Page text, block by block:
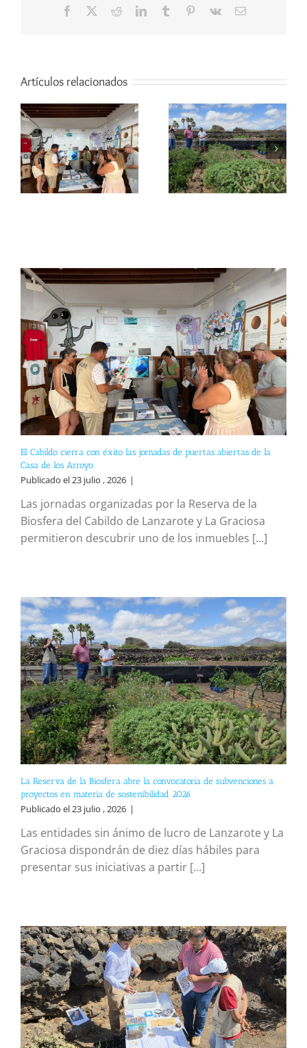
Facebook RedditLinkedInTumblr Pinterest
Vk
Correo
Artículos relacionados
El Cabildo cierra con éxito las jornadas de puertas abiertas de la
Casa de los Arroyo
Publicado el 23 julio , 2026 |
Las jornadas organizadas por la Reserva de la
Biosfera del Cabildo de Lanzarote y La Graciosa
permitieron descubrir uno de los inmuebles [...]
La Reserva de la Biosfera abre la convocatoria de subvenciones a
proyectos en materia de sostenibilidad 2026
Publicado el 23 julio , 2026 |
Las entidades sin ánimo de lucro de Lanzarote y La
Graciosa dispondrán de diez días hábiles para
presentar sus iniciativas a partir [...]